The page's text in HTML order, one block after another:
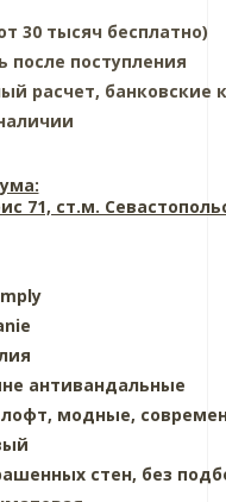
30 тысяч бесплатно)
после поступления
расчет, банковские
71, ст.м.
антивандальные
лофт, модные,
стен, без